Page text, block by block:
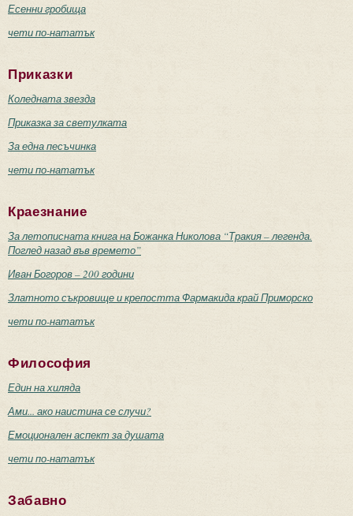
Есенни гробища
чети по-нататък
Приказки
Коледната звезда
Приказка за светулката
За една песъчинка
чети по-нататък
Краезнание
За летописната книга на Божанка Николова “Тракия – легенда.
Поглед назад във времето”
Иван Богоров – 200 години
Златното съкровище и крепостта Фармакида край Приморско
чети по-нататък
Философия
Един на хиляда
Ами... ако наистина се случи?
Емоционален аспект за душата
чети по-нататък
Забавно